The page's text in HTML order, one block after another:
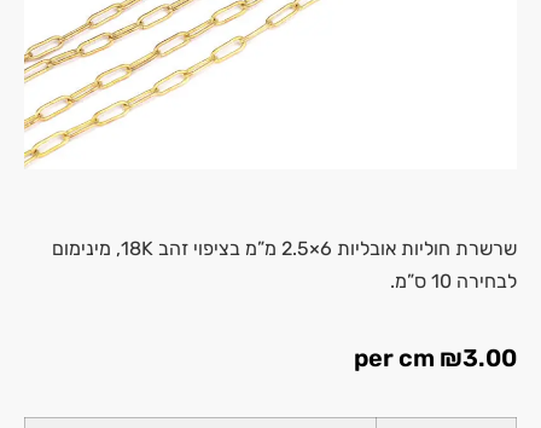
שרשרת חוליות אובליות 6×2.5 מ”מ בציפוי זהב 18K, מינימום
לבחירה 10 ס”מ.
₪3.00